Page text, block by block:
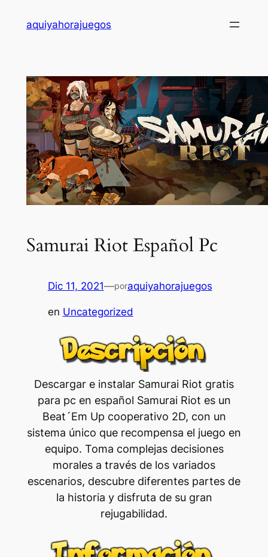
aquiyahorajuegos
Samurai Riot Español Pc
Dic 11, 2021—poraquiyahorajuegos
en Uncategorized
Descargar e instalar Samurai Riot gratis
para pc en español Samurai Riot es un
Beat´Em Up cooperativo 2D, con un
sistema único que recompensa el juego en
equipo. Toma complejas decisiones
morales a través de los variados
escenarios, descubre diferentes partes de
la historia y disfruta de su gran
rejugabilidad.